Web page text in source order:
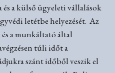
a külső ügyeleti vállalások
letétbe helyezését. Az
a munkáltató által
túli időt a
szánt időből veszik el